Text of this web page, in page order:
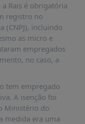
Rais é obrigatória
registro no
(CNPJ), incluindo
as micro e
empregados
no caso, a
tem empregado
A isenção foi
Ministério do
medida era uma